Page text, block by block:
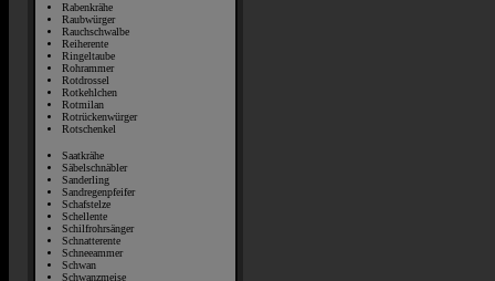
Rabenkrähe
Raubwürger
Rauchschwalbe
Reiherente
Ringeltaube
Rohrammer
Rotdrossel
Rotkehlchen
Rotmilan
Rotrückenwürger
Rotschenkel
Saatkrähe
Säbelschnäbler
Sanderling
Sandregenpfeifer
Schafstelze
Schellente
Schilfrohrsänger
Schnatterente
Schneeammer
Schwan
Schwanzmeise